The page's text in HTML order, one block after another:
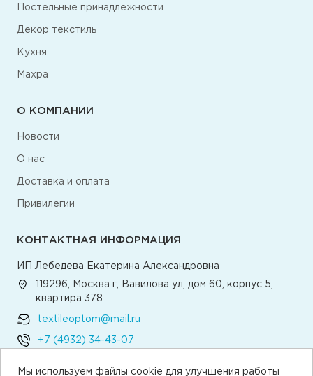
Мы используем файлы cookie для улучшения работы
Постельные принадлежности
Декор текстиль
Кухня
Махра
О КОМПАНИИ
Новости
О нас
Доставка и оплата
Привилегии
КОНТАКТНАЯ ИНФОРМАЦИЯ
ИП Лебедева Екатерина Александровна
119296, Москва г, Вавилова ул, дом 60, корпус 5,
квартира 378
textileoptom@mail.ru
+7 (4932) 34-43-07